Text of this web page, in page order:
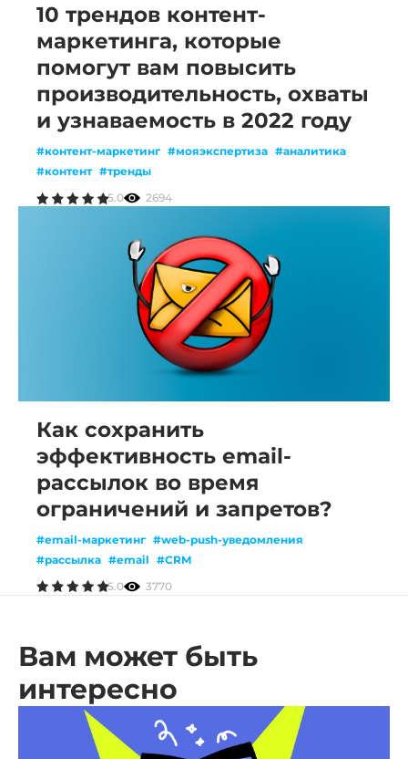
10 трендов контент-
маркетинга, которые
помогут вам повысить
производительность, охваты
и узнаваемость в 2022 году
#контент-маркетинг #мояэкспертиза #аналитика
#контент #тренды
5.0
2694
Как сохранить
эффективность email-
рассылок во время
ограничений и запретов?
#email-маркетинг #web-push-уведомления
#рассылка #email #CRM
5.0
3770
Вам может быть
интересно